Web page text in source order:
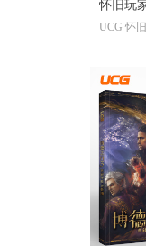
怀旧玩
UCG 怀